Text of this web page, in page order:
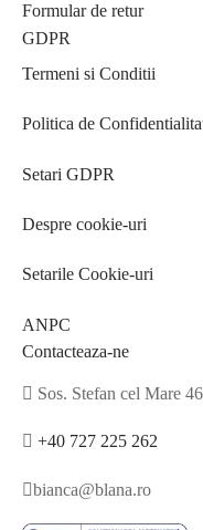
Formular de retur
GDPR
Termeni si Conditii
Politica de
Setari GDPR
Despre cookie-uri
Setarile Cookie-uri
ANPC
Contacteaza-ne
Sos. Stefan cel Mare 46
+40 727 225 262
bianca@blana.ro